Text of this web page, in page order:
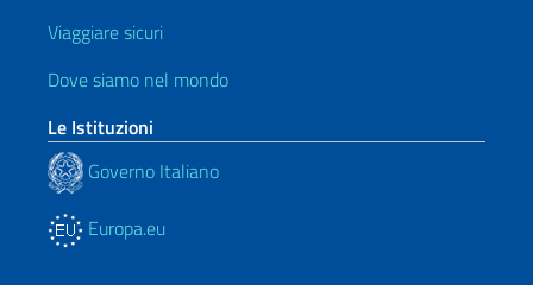
Viaggiare sicuri
Dove siamo nel mondo
Le Istituzioni
Governo Italiano
Europa.eu